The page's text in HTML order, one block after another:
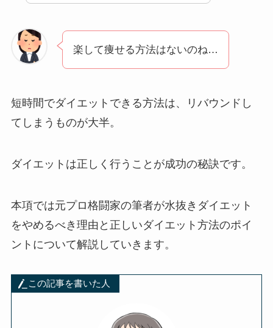
楽して痩せる方法はないのね…
短時間でダイエットできる方法は、リバウンドし
てしまうものが大半。
ダイエットは正しく行うことが成功の秘訣です。
本項では元プロ格闘家の筆者が水抜きダイエット
をやめるべき理由と正しいダイエット方法のポイ
ントについて解説していきます。
この記事を書いた人